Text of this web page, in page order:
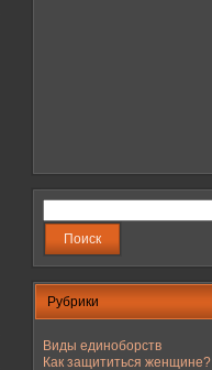
Рубрики
Виды единоборств
Как защититься женщине?